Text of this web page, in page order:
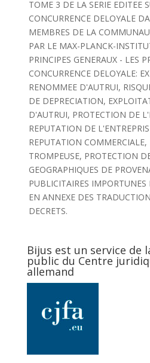
TOME 3 DE LA SERIE EDITEE
CONCURRENCE DELOYALE
MEMBRES DE LA
PAR LE MAX-PLANCK-
PRINCIPES GENERAUX - LES
CONCURRENCE DELOYALE:
RENOMMEE D'AUTRUI,
DE DEPRECIATION,
D'AUTRUI, PROTECTION DE
REPUTATION DE
REPUTATION COMMERCIALE,
TROMPEUSE, PROTECTION
GEOGRAPHIQUES DE
PUBLICITAIRES IMPORTUNES
EN ANNEXE DES
DECRETS.
Bijus est un service de
public du Centre
allemand